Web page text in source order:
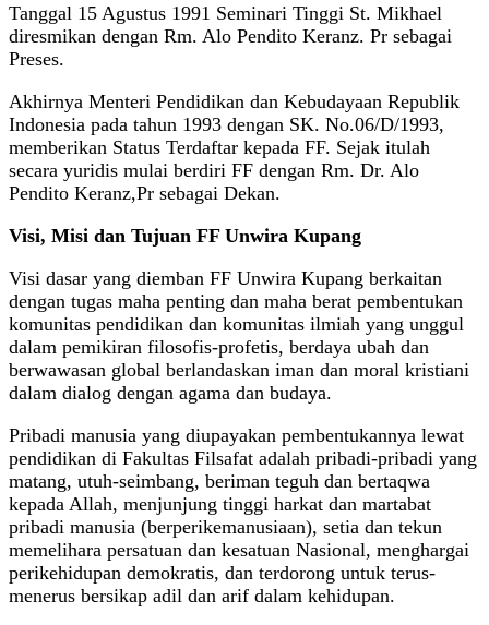
Tanggal 15 Agustus 1991 Seminari Tinggi St. Mikhael
diresmikan dengan Rm. Alo Pendito Keranz. Pr sebagai
Preses.
Akhirnya Menteri Pendidikan dan Kebudayaan Republik
Indonesia pada tahun 1993 dengan SK. No.06/D/1993,
memberikan Status Terdaftar kepada FF. Sejak itulah
secara yuridis mulai berdiri FF dengan Rm. Dr. Alo
Pendito Keranz,Pr sebagai Dekan.
Visi, Misi dan Tujuan FF Unwira Kupang
Visi dasar yang diemban FF Unwira Kupang berkaitan
dengan tugas maha penting dan maha berat pembentukan
komunitas pendidikan dan komunitas ilmiah yang unggul
dalam pemikiran filosofis-profetis, berdaya ubah dan
berwawasan global berlandaskan iman dan moral kristiani
dalam dialog dengan agama dan budaya.
Pribadi manusia yang diupayakan pembentukannya lewat
pendidikan di Fakultas Filsafat adalah pribadi-pribadi yang
matang, utuh-seimbang, beriman teguh dan bertaqwa
kepada Allah, menjunjung tinggi harkat dan martabat
pribadi manusia (berperikemanusiaan), setia dan tekun
memelihara persatuan dan kesatuan Nasional, menghargai
perikehidupan demokratis, dan terdorong untuk terus-
menerus bersikap adil dan arif dalam kehidupan.